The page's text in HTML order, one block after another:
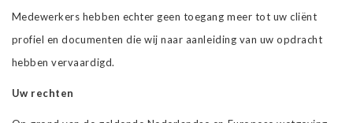
Medewerkers hebben echter geen toegang meer tot uw cliënt
profiel en documenten die wij naar aanleiding van uw opdracht
hebben vervaardigd.
Uw rechten